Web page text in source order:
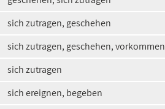
sich zutragen, geschehen
sich zutragen, geschehen, vorkommen
sich zutragen
sich ereignen, begeben